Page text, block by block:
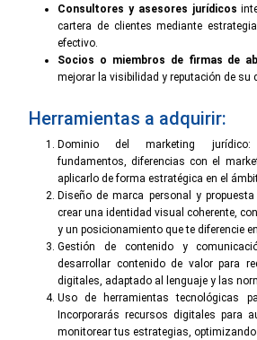
Consultores y asesores jurídicos
cartera de clientes mediante
efectivo.
Socios o miembros de firmas de
mejorar la visibilidad y reputación de su
Herramientas a adquirir:
Dominio del marketing jurídico:
fundamentos, diferencias con el
aplicarlo de forma estratégica en el
Diseño de marca personal y
crear una identidad visual coherente,
y un posicionamiento que te diferencie
Gestión de contenido y
desarrollar contenido de valor para
digitales, adaptado al lenguaje y las
Uso de herramientas tecnológicas
Incorporarás recursos digitales para
monitorear tus estrategias,